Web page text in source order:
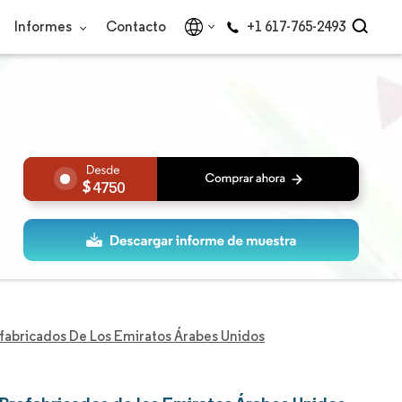
Informes Contacto +1 617-765-2493
4750
De Los Emiratos Árabes Unidos